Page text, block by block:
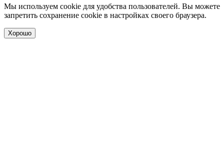
Мы используем cookie для удобства пользователей. Вы можете
запретить сохранение cookie в настройках своего браузера.
Хорошо